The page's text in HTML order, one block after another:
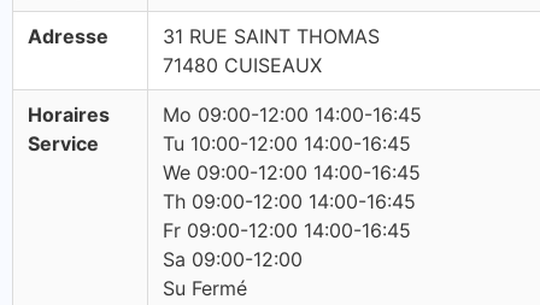
Adresse
31 RUE SAINT THOMAS
71480 CUISEAUX
Horaires
Service
Mo 09:00-12:00 14:00-16:45
Tu 10:00-12:00 14:00-16:45
We 09:00-12:00 14:00-16:45
Th 09:00-12:00 14:00-16:45
Fr 09:00-12:00 14:00-16:45
Sa 09:00-12:00
Su Fermé